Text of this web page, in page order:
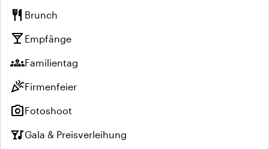
restaurant Brunch
local_bar Empfänge
groupsFamilientag
celebrationFirmenfeier
photo_cameraFotoshoot
nightlifeGala & Preisverleihung